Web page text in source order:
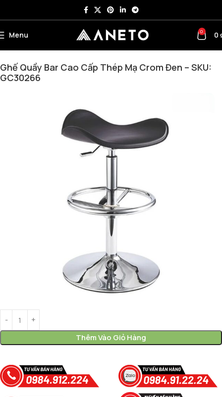
Menu 0 0
Ghế Quầy Bar Cao Cấp Thép Mạ Crom Đen – SKU:
GC30266
Thêm Vào Giỏ Hàng